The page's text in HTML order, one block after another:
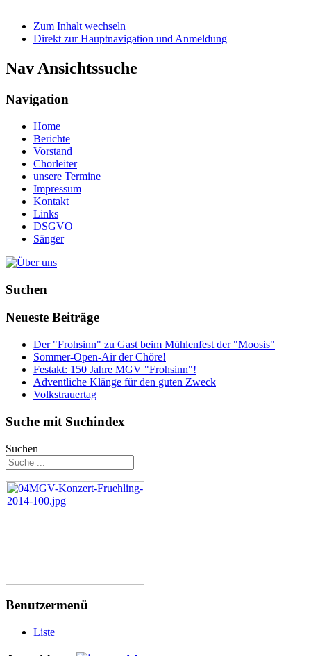
Zum Inhalt wechseln
Direkt zur Hauptnavigation und Anmeldung
Nav Ansichtssuche
Navigation
Home
Berichte
Vorstand
Chorleiter
unsere Termine
Impressum
Kontakt
Links
DSGVO
Sänger
Suchen
Neueste Beiträge
Der "Frohsinn" zu Gast beim Mühlenfest der "Moosis"
Sommer-Open-Air der Chöre!
Festakt: 150 Jahre MGV "Frohsinn"!
Adventliche Klänge für den guten Zweck
Volkstrauertag
Suche mit Suchindex
Suchen
Benutzermenü
Liste